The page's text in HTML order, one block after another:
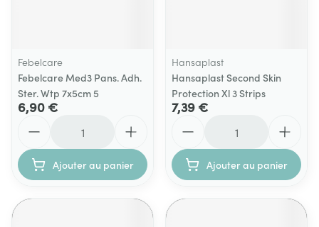
Febelcare
Febelcare Med3 Pans. Adh.
Ster. Wtp 7x5cm 5
6,90 €
Ajouter au panier
Hansaplast
Hansaplast Second Skin
Protection Xl 3 Strips
7,39 €
Ajouter au panier